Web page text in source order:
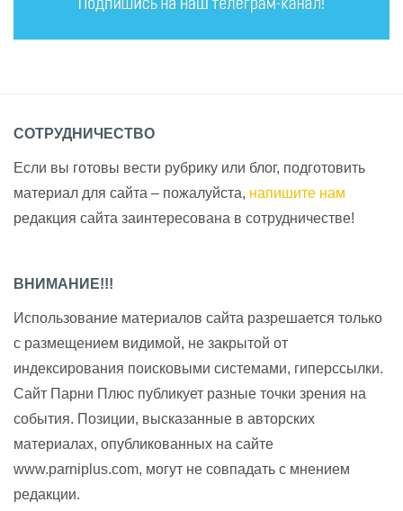
СОТРУДНИЧЕСТВО
Если вы готовы вести рубрику или блог, подготовить
материал для сайта – пожалуйста, напишите нам
редакция сайта заинтересована в сотрудничестве!
ВНИМАНИЕ!!!
Использование материалов сайта разрешается только
с размещением видимой, не закрытой от
индексирования поисковыми системами, гиперссылки.
Сайт Парни Плюс публикует разные точки зрения на
события. Позиции, высказанные в авторских
материалах, опубликованных на сайте
www.parniplus.com, могут не совпадать с мнением
редакции.